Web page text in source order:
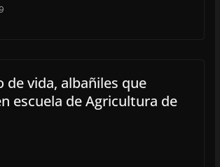
de vida, albañiles que
escuela de Agricultura de